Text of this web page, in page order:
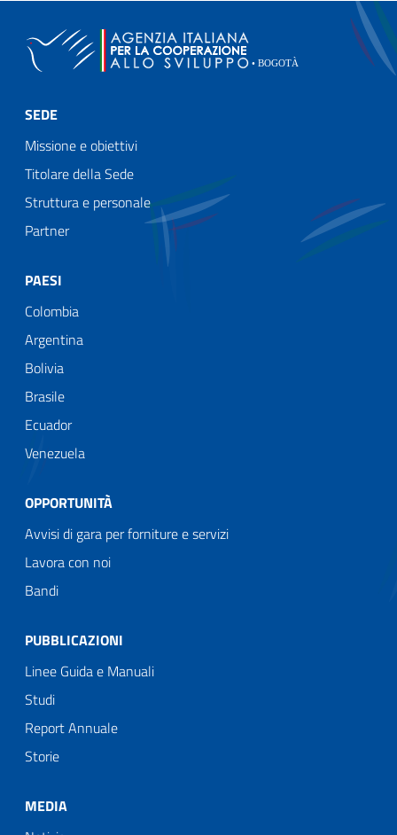
SEDE
Missione e obiettivi
Titolare della Sede
Struttura e personale
Partner
PAESI
Colombia
Argentina
Bolivia
Brasile
Ecuador
Venezuela
OPPORTUNITÀ
Avvisi di gara per forniture e servizi
Lavora con noi
Bandi
PUBBLICAZIONI
Linee Guida e Manuali
Studi
Report Annuale
Storie
MEDIA